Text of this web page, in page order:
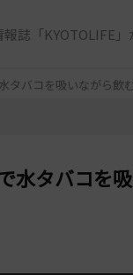
誌「KYOTOLIFE」
タバコを吸いながら
水タバコを